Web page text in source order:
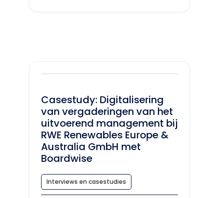
Casestudy: Digitalisering
van vergaderingen van het
uitvoerend management bij
RWE Renewables Europe &
Australia GmbH met
Boardwise
Interviews en casestudies